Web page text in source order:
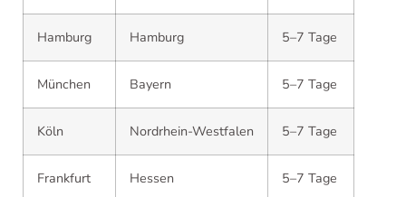
Hamburg Hamburg 5–7 Tage
München Bayern 5–7 Tage
Köln Nordrhein-Westfalen 5–7 Tage
Frankfurt Hessen 5–7 Tage